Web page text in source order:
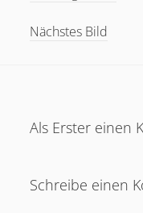
Nächstes Bild
Als Erster einen
Schreibe einen